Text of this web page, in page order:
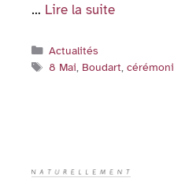
… Lire la suite
Catégories
Actualités
Étiquettes
8 Mai, Boudart,